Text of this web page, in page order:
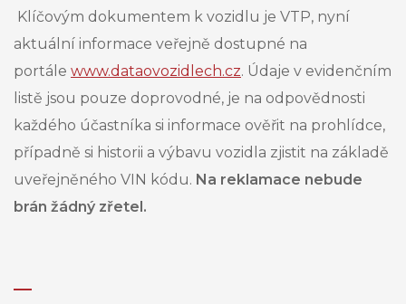
Klíčovým dokumentem k vozidlu je VTP, nyní
aktuální informace veřejně dostupné na
portále www.dataovozidlech.cz. Údaje v evidenčním
listě jsou pouze doprovodné, je na odpovědnosti
každého účastníka si informace ověřit na prohlídce,
případně si historii a výbavu vozidla zjistit na základě
uveřejněného VIN kódu. Na reklamace nebude
brán žádný zřetel.